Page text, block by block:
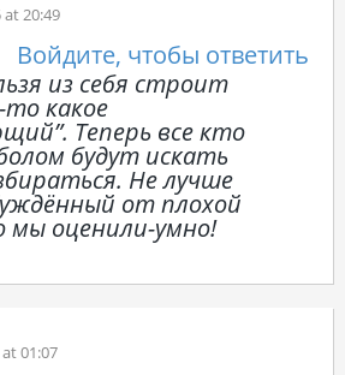
at 20:49
Войдите, чтобы ответить
из себя строит
то какое
Теперь все кто
будут искать
Не лучше
от плохой
мы оценили-умно!
01:07